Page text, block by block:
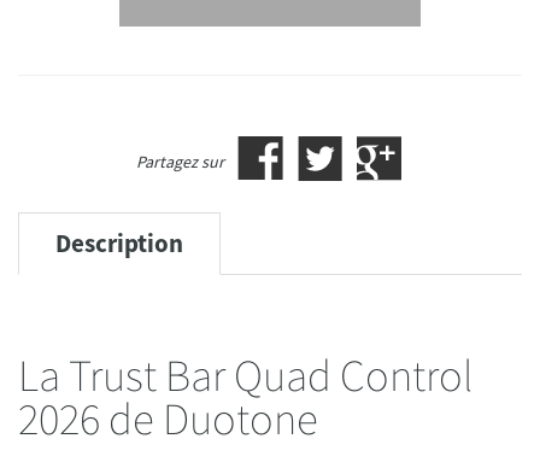
Partagez sur
Description
La Trust Bar Quad Control
2026 de Duotone